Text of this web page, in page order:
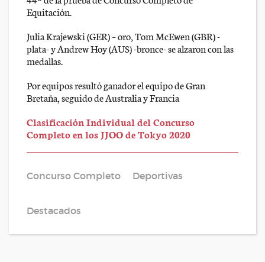
Equitación.
Julia Krajewski (GER) – oro, Tom McEwen (GBR) -
plata- y Andrew Hoy (AUS) -bronce- se alzaron con las
medallas.
Por equipos resultó ganador el equipo de Gran
Bretaña, seguido de Australia y Francia
Clasificación Individual del Concurso
Completo en los JJOO de Tokyo 2020
Concurso Completo Deportivas
Destacados